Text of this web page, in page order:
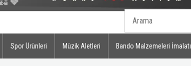
Spor Ürünleri Müzik Aletleri Bando Malzemeleri İmalatı